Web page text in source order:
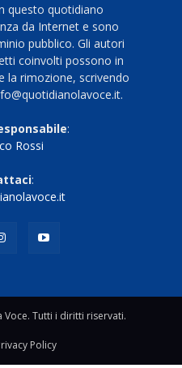
questo quotidiano
da Internet e sono
pubblico. Gli autori
coinvolti possono in
la rimozione, scrivendo
:
Rossi
:
Tutti i diritti riservati.
Policy